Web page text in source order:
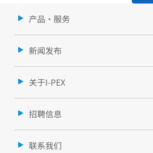
产品・服务
新闻发布
关于I-PEX
招聘信息
联系我们